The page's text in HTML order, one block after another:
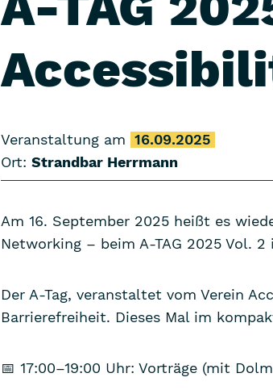
Veranstaltung am
16.09.2025
Ort:Strandbar Herrmann
Am 16. September 2025 heißt es
Networking – beim A-TAG 2025 Vol.
Der A-Tag, veranstaltet vom Verein
Barrierefreiheit. Dieses Mal im
📅 17:00–19:00 Uhr: Vorträge (mit